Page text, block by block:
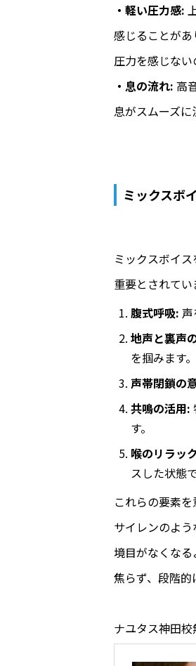
・軽い圧力感:
感じることが
圧力を感じない
・息の流れ: 高
息がスムーズに
ミックスボ
ミックスボイ
重要とされてい
腹式呼吸: 声
地声と裏声
を掴みます。
声帯閉鎖の
共鳴の活用:
す。
喉のリラッ
スした状態
これらの要素
サイレンのよ
境目がなくなる
焦らず、段階的
ナユタス神田